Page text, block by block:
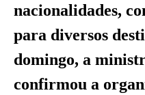
nacionalidades,
para diversos
domingo, a
confirmou a